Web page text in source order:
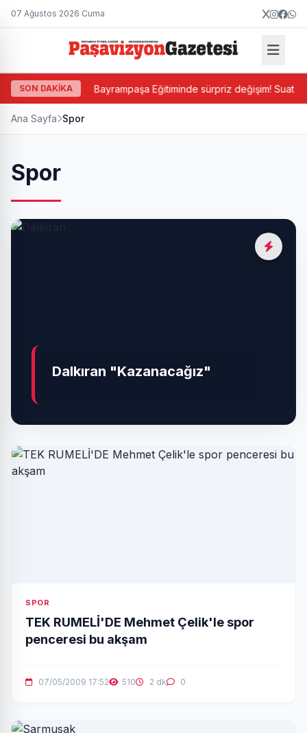
07 Ağustos 2026 Cuma
SON DAKİKABayrampaşa Eğitiminde sürpriz değişim! Suat Mamur
Ana Sayfa Spor
Spor
Dalkıran "Kazanacağız"
SPOR
TEK RUMELİ'DE Mehmet Çelik'le spor
penceresi bu akşam
07/05/2009 17:52 510 2 dk 0